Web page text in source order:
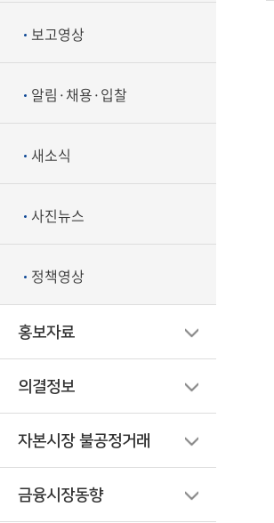
보고영상
알림·채용·입찰
새소식
사진뉴스
정책영상
홍보자료
의결정보
자본시장 불공정거래
금융시장동향